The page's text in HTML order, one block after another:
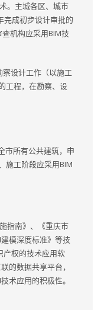
。主城各区、城市
完成初步设计审批的
机构应采用BIM技
设计工作（以施工
工程，在勘察、设
市所有公共建筑，申
施工阶段应采用BIM
指南》、《重庆市
模深度标准》等技
产权的技术应用软
的数据共享平台，
术应用的积极性。